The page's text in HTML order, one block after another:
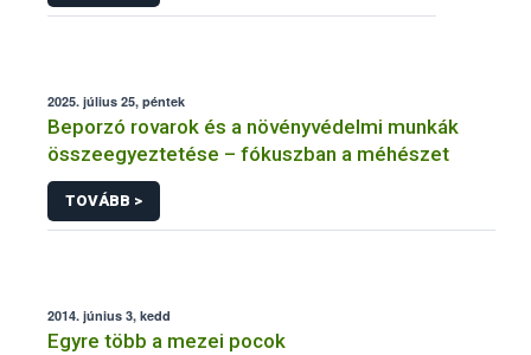
2025. július 25, péntek
Beporzó rovarok és a növényvédelmi munkák
összeegyeztetése – fókuszban a méhészet
TOVÁBB >
2014. június 3, kedd
Egyre több a mezei pocok